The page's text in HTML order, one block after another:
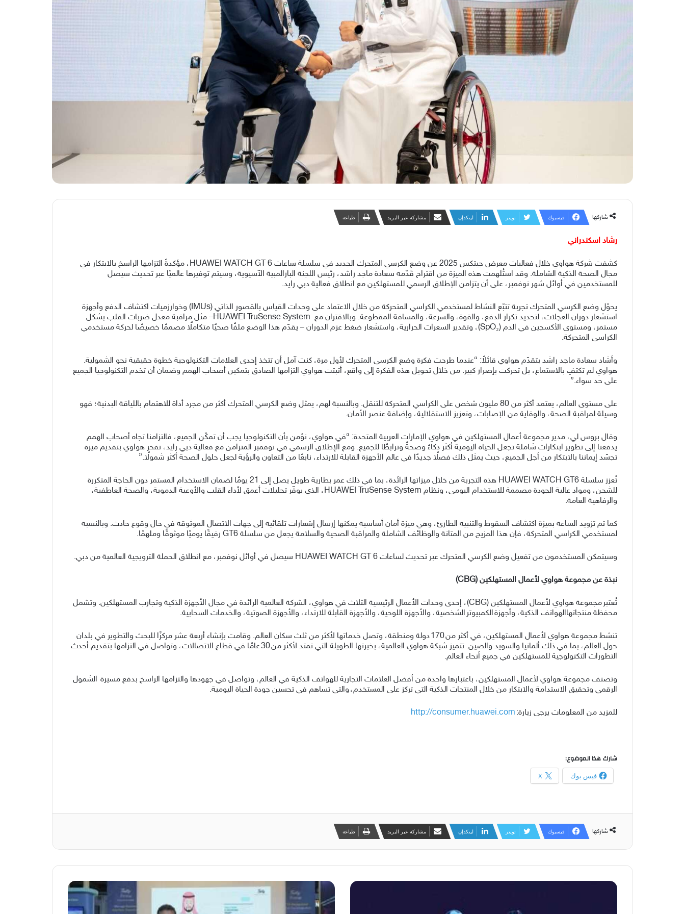
شاركها فيسبوك تويتر لينكدإن مشاركة عبر البريد طباعة
رشاد اسكندراني
كشفت شركة هواوي خلال فعاليات معرض جيتكس 2025 عن وضع الكرسي المتحرك الجديد في سلسلة ساعات HUAWEI WATCH GT 6، مؤكدةً التزامها الراسخ بالابتكار في
مجال الصحة الذكية الشاملة. وقد استُلهمت هذه الميزة من اقتراح قَدّمه سعادة ماجد راشد، رئيس اللجنة البارالمبية الآسيوية، وسيتم توفيرها عالميًا عبر تحديث سيصل
للمستخدمين في أوائل شهر نوفمبر، على أن يتزامن الإطلاق الرسمي للمستهلكين مع انطلاق فعالية دبي رايد.
يحوّل وضع الكرسي المتحرك تجربة تتبّع النشاط لمستخدمي الكراسي المتحركة من خلال الاعتماد على وحدات القياس بالقصور الذاتي (IMUs) وخوارزميات اكتشاف الدفع وأجهزة
استشعار دوران العجلات، لتحديد تكرار الدفع، والقوة، والسرعة، والمسافة المقطوعة. وبالاقتران مع HUAWEI TruSense System– مثل مراقبة معدل ضربات القلب بشكل
مستمر، ومستوى الأكسجين في الدم (SpO₂)، وتقدير السعرات الحرارية، واستشعار ضغط عزم الدوران – يقدّم هذا الوضع ملفًا صحيًا متكاملًا مصممًا خصيصًا لحركة مستخدمي
الكراسي المتحركة.
وأشاد سعادة ماجد راشد بتقدّم هواوي قائلاً: “عندما طرحت فكرة وضع الكرسي المتحرك لأول مرة، كنت آمل أن تتخذ إحدى العلامات التكنولوجية خطوة حقيقية نحو الشمولية.
هواوي لم تكتفِ بالاستماع، بل تحركت بإصرار كبير. من خلال تحويل هذه الفكرة إلى واقع، أثبتت هواوي التزامها الصادق بتمكين أصحاب الهمم وضمان أن تخدم التكنولوجيا الجميع
على حد سواء.”
على مستوى العالم، يعتمد أكثر من 80 مليون شخص على الكراسي المتحركة للتنقل. وبالنسبة لهم، يمثل وضع الكرسي المتحرك أكثر من مجرد أداة للاهتمام باللياقة البدنية؛ فهو
وسيلة لمراقبة الصحة، والوقاية من الإصابات، وتعزيز الاستقلالية، وإضافة عنصر الأمان.
وقال بروس لي، مدير مجموعة أعمال المستهلكين في هواوي الإمارات العربية المتحدة: “في هواوي، نؤمن بأن التكنولوجيا يجب أن تمكّن الجميع، فالتزامنا تجاه أصحاب الهمم
يدفعنا إلى تطوير ابتكارات شاملة تجعل الحياة اليومية أكثر ذكاءً وصحةً وترابطًا للجميع. ومع الإطلاق الرسمي في نوفمبر المتزامن مع فعالية دبي رايد، تفخر هواوي بتقديم ميزة
تجسّد إيماننا بالابتكار من أجل الجميع، حيث يمثل ذلك فصلًا جديدًا في عالم الأجهزة القابلة للارتداء، نابعًا من التعاون والرؤية لجعل حلول الصحة أكثر شمولًا.”
تُعزز سلسلة HUAWEI WATCH GT6 هذه التجربة من خلال ميزاتها الرائدة، بما في ذلك عمر بطارية طويل يصل إلى 21 يومًا لضمان الاستخدام المستمر دون الحاجة المتكررة
للشحن، ومواد عالية الجودة مصممة للاستخدام اليومي، ونظام HUAWEI TruSense System، الذي يوفّر تحليلات أعمق لأداء القلب والأوعية الدموية، والصحة العاطفية،
والرفاهية العامة.
كما تم تزويد الساعة بميزة اكتشاف السقوط والتنبيه الطارئ، وهي ميزة أمان أساسية يمكنها إرسال إشعارات تلقائية إلى جهات الاتصال الموثوقة في حال وقوع حادث. وبالنسبة
لمستخدمي الكراسي المتحركة، فإن هذا المزيج من المتانة والوظائف الشاملة والمراقبة الصحية والسلامة يجعل من سلسلة GT6 رفيقًا يوميًا موثوقًا وملهمًا.
وسيتمكن المستخدمون من تفعيل وضع الكرسي المتحرك عبر تحديث لساعات HUAWEI WATCH GT 6 سيصل في أوائل نوفمبر، مع انطلاق الحملة الترويجية العالمية من دبي.
نبذة عن مجموعة هواوي لأعمال المستهلكين (
CBG
)
تُعتبر مجموعة هواوي لأعمال المستهلكين (CBG)، إحدى وحدات الأعمال الرئيسية الثلاث في هواوي، الشركة العالمية الرائدة في مجال الأجهزة الذكية وتجارب المستهلكين. وتشمل
محفظة منتجاتهاالهواتف الذكية، وأجهزة الكمبيوتر الشخصية، والأجهزة اللوحية، والأجهزة القابلة للارتداء، والأجهزة الصوتية، والخدمات السحابية.
تنشط مجموعة هواوي لأعمال المستهلكين، في أكثر من 170 دولة ومنطقة، وتصل خدماتها لأكثر من ثلث سكان العالم. وقامت بإنشاء أربعة عشر مركزًا للبحث والتطوير في بلدان
حول العالم، بما في ذلك ألمانيا والسويد والصين. تتميز شبكة هواوي العالمية، بخبرتها الطويلة التي تمتد لأكثر من 30 عامًا في قطاع الاتصالات، وتواصل في التزامها بتقديم أحدث
التطورات التكنولوجية للمستهلكين في جميع أنحاء العالم.
وتصنف مجموعة هواوي لأعمال المستهلكين، باعتبارها واحدة من أفضل العلامات التجارية للهواتف الذكية في العالم، وتواصل في جهودها والتزامها الراسخ بدفع مسيرة الشمول
الرقمي وتحقيق الاستدامة والابتكار من خلال المنتجات الذكية التي تركز على المستخدم، والتي تساهم في تحسين جودة الحياة اليومية.
للمزيد من المعلومات يرجى زيارة: http://consumer.huawei.com
شارك هذا الموضوع:
فيس بوك X
شاركها فيسبوك تويتر لينكدإن مشاركة عبر البريد طباعة